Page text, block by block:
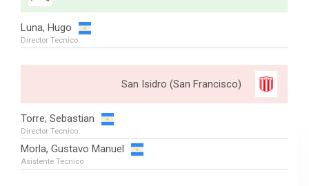
Luna, Hugo
Director Tecnico
San Isidro (San Francisco)
Torre, Sebastian
Director Tecnico
Morla, Gustavo Manuel
Asistente Tecnico